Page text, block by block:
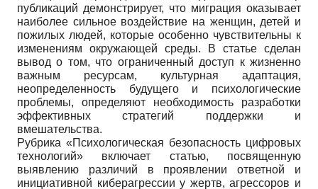
публикаций демонстрирует, что миграция оказывает
наиболее сильное воздействие на женщин, детей и
пожилых людей, которые особенно чувствительны к
изменениям окружающей среды. В статье сделан
вывод о том, что ограниченный доступ к жизненно
важным ресурсам, культурная адаптация,
неопределенность будущего и психологические
проблемы, определяют необходимость разработки
эффективных стратегий поддержки и
вмешательства.
Рубрика «Психологическая безопасность цифровых
технологий» включает статью, посвященную
выявлению различий в проявлении ответной и
инициативной киберагрессии у жертв, агрессоров и